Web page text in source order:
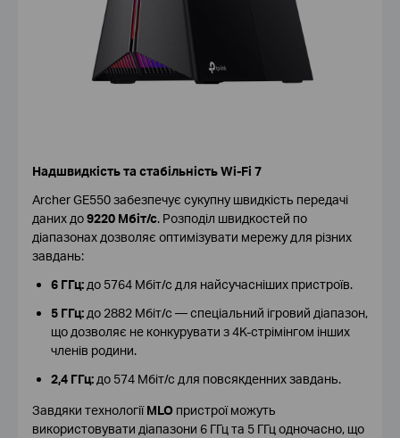
Надшвидкість та стабільність Wi-Fi 7
Archer GE550 забезпечує сукупну швидкість передачі
даних до9220 Мбіт/с. Розподіл швидкостей по
діапазонах дозволяє оптимізувати мережу для різних
завдань:
6 ГГц:до 5764 Мбіт/с для найсучасніших пристроїв.
5 ГГц:до 2882 Мбіт/с — спеціальний ігровий діапазон,
що дозволяє не конкурувати з 4K-стрімінгом інших
членів родини.
2,4 ГГц:до 574 Мбіт/с для повсякденних завдань.
Завдяки технологіїMLOпристрої можуть
використовувати діапазони 6 ГГц та 5 ГГц одночасно, що